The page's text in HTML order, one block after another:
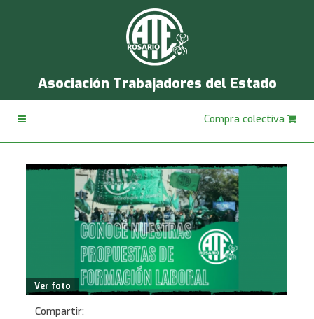
Asociación Trabajadores del Estado
Compra colectiva
Ver foto
Compartir: